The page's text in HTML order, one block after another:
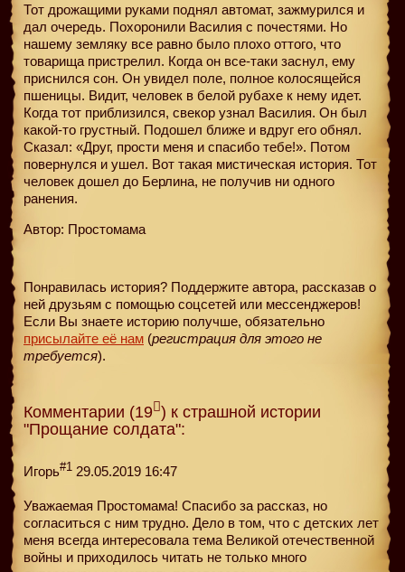
Тот дрожащими руками поднял автомат, зажмурился и
дал очередь. Похоронили Василия с почестями. Но
нашему земляку все равно было плохо оттого, что
товарища пристрелил. Когда он все-таки заснул, ему
приснился сон. Он увидел поле, полное колосящейся
пшеницы. Видит, человек в белой рубахе к нему идет.
Когда тот приблизился, свекор узнал Василия. Он был
какой-то грустный. Подошел ближе и вдруг его обнял.
Сказал: «Друг, прости меня и спасибо тебе!». Потом
повернулся и ушел. Вот такая мистическая история. Тот
человек дошел до Берлина, не получив ни одного
ранения.
Автор: Простомама
Понравилась история? Поддержите автора, рассказав о
ней друзьям с помощью соцсетей или мессенджеров!
Если Вы знаете историю получше, обязательно
присылайте её нам (регистрация для этого не
требуется).
Комментарии (19 ) к страшной истории
"Прощание солдата":
Игорь#1 29.05.2019 16:47
Уважаемая Простомама! Спасибо за рассказ, но
согласиться с ним трудно. Дело в том, что с детских лет
меня всегда интересовала тема Великой отечественной
войны и приходилось читать не только много